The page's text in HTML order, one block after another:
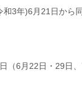
3年)6月21日から
6月22日・29日